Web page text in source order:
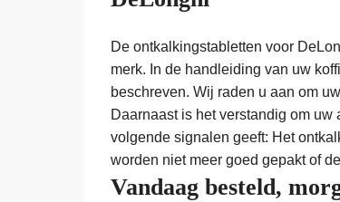
De ontkalkingstabletten voor
merk. In de handleiding van uw
beschreven. Wij raden u aan om
Daarnaast is het verstandig om
volgende signalen geeft: Het
worden niet meer goed gepakt of
Vandaag besteld,